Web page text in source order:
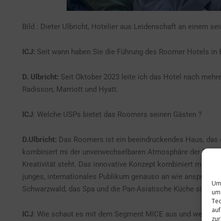
Bild : Dieter Ulbricht, Hotelier aus Leidenschaft an einem
ICJ: Seit wann haben Sie die Führung des Roomer Hotels
D. Ulbricht: Seit Oktober 2023 leite ich das Hotel nach
Radisson, Marriott und Hyatt.
ICJ: Welche USPs bietet das Roomers seinen Gästen ?
D.Ulbricht: Das Roomers ist ein beeindruckendes Haus,
kombiniert mi der unverwechselbaren Atmosphäre der
Kreativität steht. Das innovative Konzept kombiniert mit
junges, internationales Publikum genauso an wie
Schwarzwald, das Spa und die Pan-Asiatische Küche sind
ICJ: Wie schaut es mit dem Segment MICE aus und welche